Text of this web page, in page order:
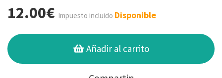
12.00€ Impuesto incluido Disponible
Añadir al carrito